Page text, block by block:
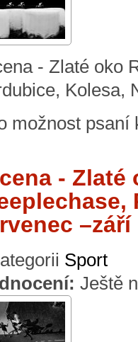
- Zlaté oko
Kolesa,
možnost
- Zlaté
–září
Sport
Ještě